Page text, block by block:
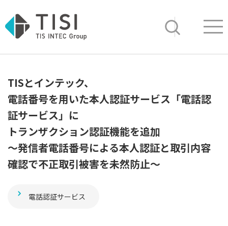
サイト内検索
TISとインテック、
電話番号を用いた本人認証サービス「電話認
証サービス」に
トランザクション認証機能を追加
～発信者電話番号による本人認証と取引内容
確認で不正取引被害を未然防止～
電話認証サービス